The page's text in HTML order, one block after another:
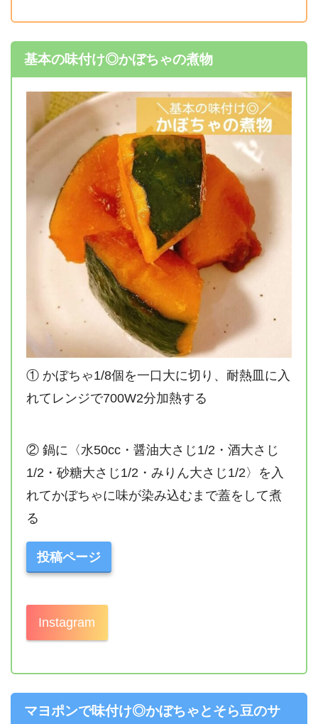
基本の味付け◎かぼちゃの煮物
① かぼちゃ1/8個を一口大に切り、耐熱皿に入
れてレンジで700W2分加熱する
② 鍋に〈水50cc・醤油大さじ1/2・酒大さじ
1/2・砂糖大さじ1/2・みりん大さじ1/2〉を入
れてかぼちゃに味が染み込むまで蓋をして煮
る
投稿ページ
Instagram
マヨポンで味付け◎かぼちゃとそら豆のサ